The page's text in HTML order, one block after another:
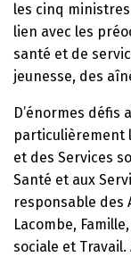
les cinq
lien avec les
santé et de
jeunesse, des
D’énormes
particulièrement
et des Services
Santé et aux
responsable des
Lacombe,
sociale et Travail.